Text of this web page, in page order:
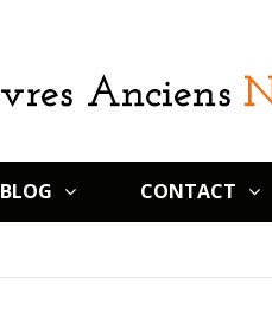
BLOG CONTACT